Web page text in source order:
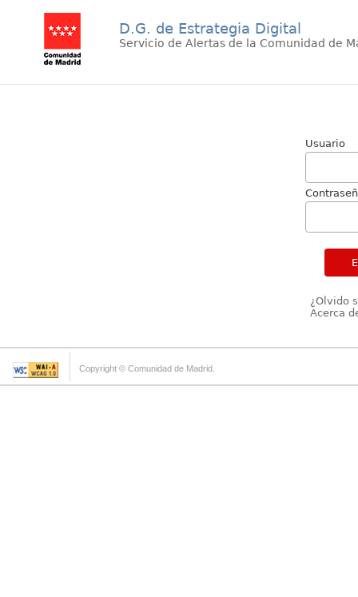
D.G. de Estrategia Digital
Servicio de Alertas de la Comunidad de
Usuario
¿Olvido
Acerca
Copyright © Comunidad de Madrid.